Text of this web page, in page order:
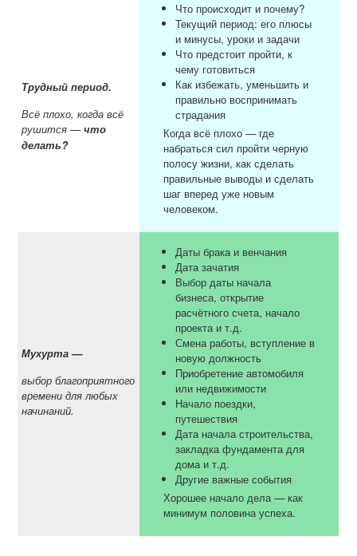
Трудный период.
Всё плохо, когда всё
рушится — что
делать?
Что происходит и почему?
Текущий период: его плюсы
и минусы, уроки и задачи
Что предстоит пройти, к
чему готовиться
Как избежать, уменьшить и
правильно воспринимать
страдания
Когда всё плохо — где
набраться сил пройти черную
полосу жизни, как сделать
правильные выводы и сделать
шаг вперед уже новым
человеком.
Мухурта—
выбор благоприятного
времени для любых
начинаний.
Даты брака и венчания
Дата зачатия
Выбор даты начала
бизнеса, открытие
расчётного счета, начало
проекта и т.д.
Смена работы, вступление в
новую должность
Приобретение автомобиля
или недвижимости
Начало поездки,
путешествия
Дата начала строительства,
закладка фундамента для
дома и т.д.
Другие важные события
Хорошее начало дела — как
минимум половина успеха.